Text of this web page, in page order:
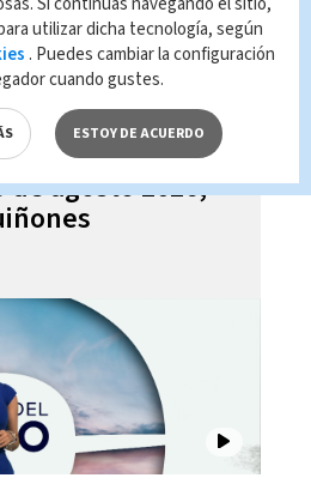
tiempo para
de agosto 2026,
utilizar dicha tecnología, según
. Puedes cambiar la configuración
cuando gustes.
ESTOY DE ACUERDO